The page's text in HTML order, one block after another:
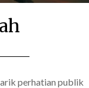
perhatian publik